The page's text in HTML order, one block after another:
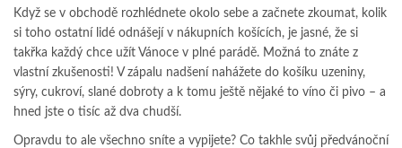
Když se v obchodě rozhlédnete okolo sebe a začnete zkoumat, kolik
si toho ostatní lidé odnášejí v nákupních košících, je jasné, že si
takřka každý chce užít Vánoce v plné parádě. Možná to znáte z
vlastní zkušenosti! V zápalu nadšení nahážete do košíku uzeniny,
sýry, cukroví, slané dobroty a k tomu ještě nějaké to víno či pivo – a
hned jste o tisíc až dva chudší.
Opravdu to ale všechno sníte a vypijete? Co takhle svůj předvánoční